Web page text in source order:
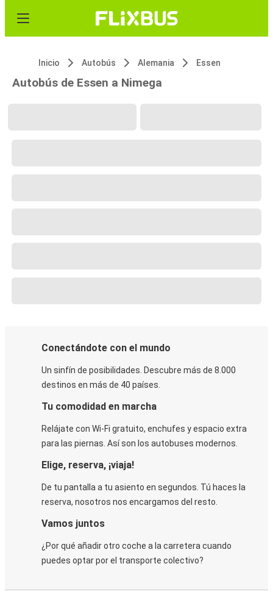
Inicio Autobús Alemania Essen
Autobús de Essen a Nimega
Conectándote con el mundo
Un sinfín de posibilidades. Descubre más de 8.000
destinos en más de 40 países.
Tu comodidad en marcha
Relájate con Wi-Fi gratuito, enchufes y espacio extra
para las piernas. Así son los autobuses modernos.
Elige, reserva, ¡viaja!
De tu pantalla a tu asiento en segundos. Tú haces la
reserva, nosotros nos encargamos del resto.
Vamos juntos
¿Por qué añadir otro coche a la carretera cuando
puedes optar por el transporte colectivo?